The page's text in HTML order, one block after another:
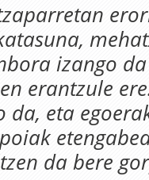
izango
erantzule
da, eta
da bere